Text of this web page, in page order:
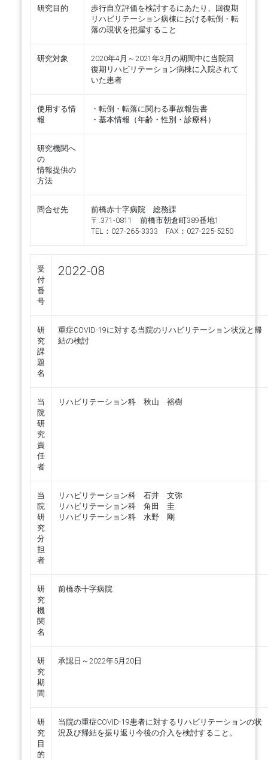
研究目的
歩行自立評価を検討するにあたり、回復期
リハビリテーション病棟における転倒・転
落の現状を把握すること
研究対象
2020年4月～2021年3月の期間中に当院回
復期リハビリテーション病棟に入院されて
いた患者
使用する情
報
・転倒・転落に関わる事故報告書
・基本情報（年齢・性別・診療科）
研究機関へ
の
情報提供の
方法
問合せ先
前橋赤十字病院 総務課
〒.371-0811 前橋市朝倉町389番地1
TEL：027-265-3333 FAX：027-225-5250
受
付
番
号
2022-08
研
究
課
題
名
重症COVID-19に対する当院のリハビリテーション状況と帰
結の検討
当
院
研
究
責
任
者
リハビリテーション科 秋山 裕樹
当
院
研
究
分
担
者
リハビリテーション科 石井 文弥
リハビリテーション科 角田 圭
リハビリテーション科 水野 剛
研
究
機
関
名
前橋赤十字病院
研
究
期
間
承認日～2022年5月20日
研
究
目
的
当院の重症COVID-19患者に対するリハビリテーションの状
況及び帰結を振り返り今後の介入を検討すること。